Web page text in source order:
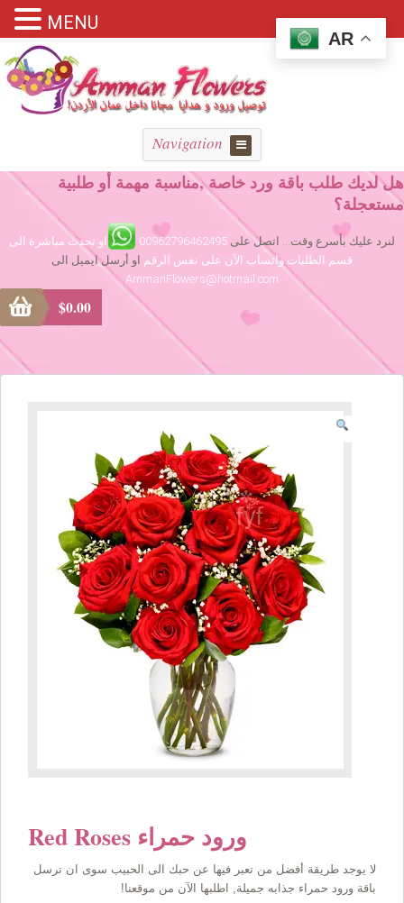
Navigation
هل لديك طلب باقة ورد خاصة ,مناسبة مهمة أو طلبية
مستعجلة؟
لنرد عليك بأسرع وقت... اتصل على 00962796462495
او تحدث مباشرة الى
قسم الطلبات واتساب الآن على نفس الرقم او أرسل ايميل الى
AmmanFlowers@hotmail.com
$0.00
Red Roses ورود حمراء
لا يوجد طريقة أفضل من تعبر فيها عن حبك الى الحبيب سوى ان ترسل
باقة ورود حمراء جذابه جميلة, اطلبها الآن من موقعنا!
AR
MENU